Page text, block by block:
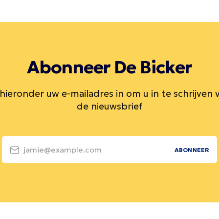
Abonneer De Bicker
uw e-mailadres in om u in te schrijven
de nieuwsbrief
jamie@example.com ABONNEER